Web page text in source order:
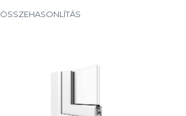
ÖSSZEHASONLÍTÁS